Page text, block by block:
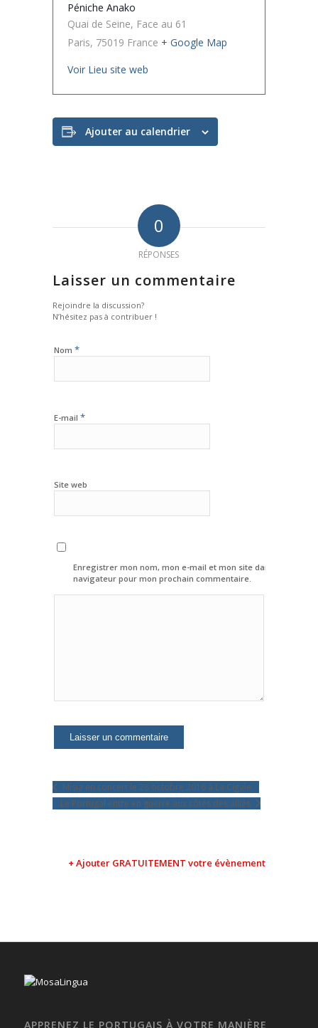
Péniche Anako
Quai de Seine, Face au 61
Paris, 75019 France + Google Map
Voir Lieu site web
Ajouter au calendrier
0
RÉPONSES
Laisser un commentaire
Rejoindre la discussion?
N’hésitez pas à contribuer !
Nom *
E-mail *
Site web
Enregistrer mon nom, mon e-mail et mon site dans le
navigateur pour mon prochain commentaire.
Mísia en concert le 28 octobre 2016 à La Cigale
Le Portugal entre en guerre aux côtés des alliés
+ Ajouter GRATUITEMENT votre évènement
APPRENEZ LE PORTUGAIS À VOTRE MANIÈRE